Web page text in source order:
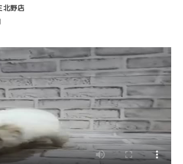
北野店